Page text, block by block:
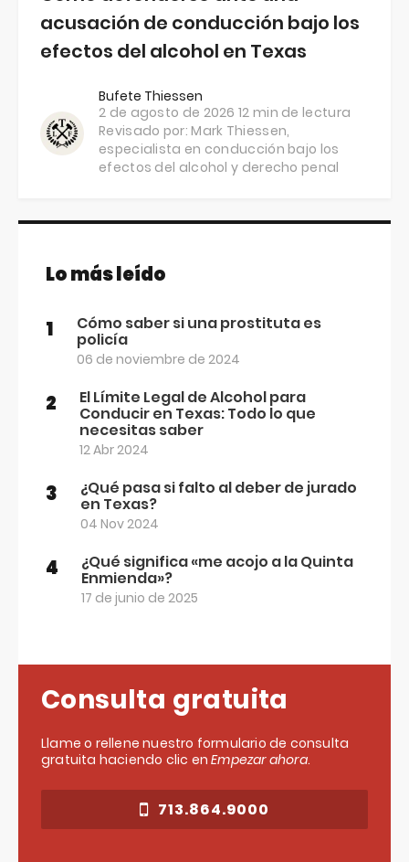
acusación de conducción bajo los
efectos del alcohol en Texas
Bufete Thiessen
2 de agosto de 2026 12 min de lectura
Revisado por:Mark Thiessen,
especialista en conducción bajo los
efectos del alcohol y derecho penal
Lo más leído
1 Cómo saber si una prostituta es
policía
06 de noviembre de 2024
2 El Límite Legal de Alcohol para
Conducir en Texas: Todo lo que
necesitas saber
12 Abr 2024
3 ¿Qué pasa si falto al deber de jurado
en Texas?
04 Nov 2024
4 ¿Qué significa «me acojo a la Quinta
Enmienda»?
17 de junio de 2025
Consulta gratuita
Llame o rellene nuestro formulario de consulta
gratuita haciendo clic enEmpezar ahora.
713.864.9000